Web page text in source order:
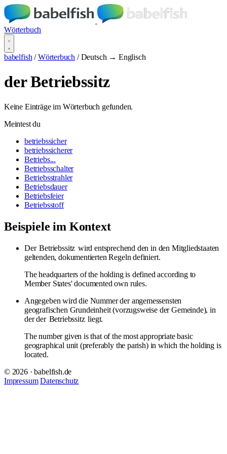
Wörterbuch
babelfish / Wörterbuch / Deutsch → Englisch
der Betriebssitz
Keine Einträge im Wörterbuch gefunden.
Meintest du
betriebssicher
betriebssicherer
Betriebs...
Betriebsschalter
Betriebsstrahler
Betriebsdauer
Betriebsfeier
Betriebsstoff
Beispiele im Kontext
Der Betriebssitz wird entsprechend den in den Mitgliedstaaten
geltenden, dokumentierten Regeln definiert.
The headquarters of the holding is defined according to
Member States' documented own rules.
Angegeben wird die Nummer der angemessensten
geografischen Grundeinheit (vorzugsweise der Gemeinde), in
der der Betriebssitz liegt.
The number given is that of the most appropriate basic
geographical unit (preferably the parish) in which the holding is
located.
© 2026 · babelfish.de
Impressum Datenschutz